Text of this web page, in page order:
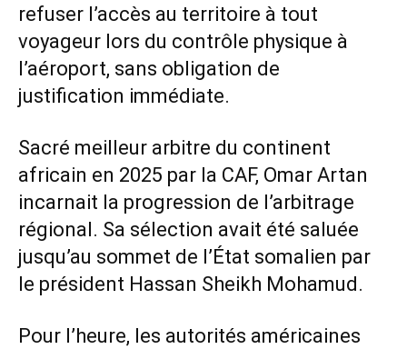
refuser l’accès au territoire à tout
voyageur lors du contrôle physique à
l’aéroport, sans obligation de
justification immédiate.
Sacré meilleur arbitre du continent
africain en 2025 par la CAF, Omar Artan
incarnait la progression de l’arbitrage
régional. Sa sélection avait été saluée
jusqu’au sommet de l’État somalien par
le président Hassan Sheikh Mohamud.
Pour l’heure, les autorités américaines